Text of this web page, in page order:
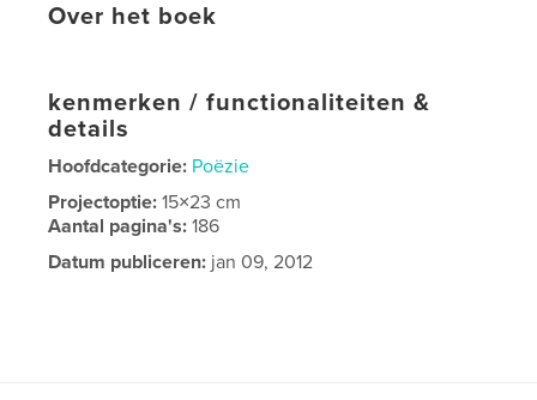
Over het boek
kenmerken / functionaliteiten &
details
Hoofdcategorie: Poëzie
Projectoptie:15×23 cm
Aantal pagina's:186
Datum publiceren: jan 09, 2012